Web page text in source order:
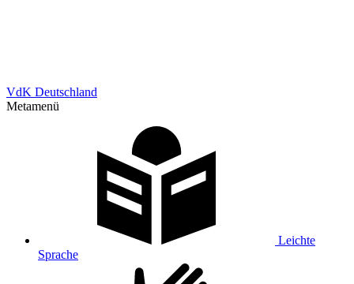
VdK Deutschland
Metamenü
Leichte
Sprache